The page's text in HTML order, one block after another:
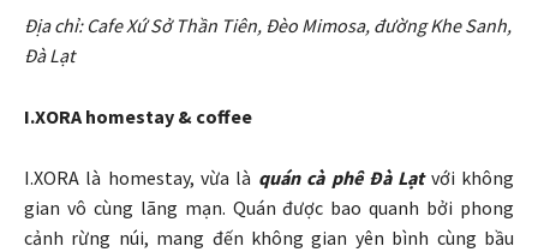
Địa chỉ: Cafe Xứ Sở Thần Tiên, Đèo Mimosa, đường Khe Sanh,
Đà Lạt
I.XORA homestay & coffee
I.XORA là homestay, vừa là quán cà phê Đà Lạtvới không
gian vô cùng lãng mạn. Quán được bao quanh bởi phong
cảnh rừng núi, mang đến không gian yên bình cùng bầu